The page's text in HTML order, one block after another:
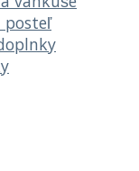
posteľ